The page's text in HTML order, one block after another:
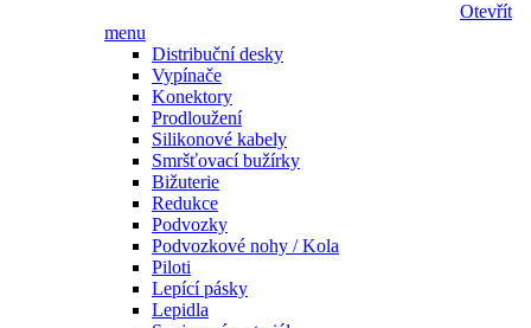
Otevřít
menu
Distribuční desky
Vypínače
Konektory
Prodloužení
Silikonové kabely
Smršťovací bužírky
Bižuterie
Redukce
Podvozky
Podvozkové nohy / Kola
Piloti
Lepící pásky
Lepidla